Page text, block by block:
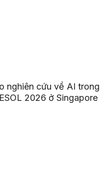
nghiên cứu về AI trong
2026 ở Singapore